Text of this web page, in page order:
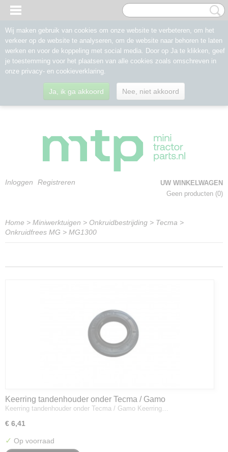
Inloggen Registreren
UW WINKELWAGEN
Geen producten (0)
Home > Miniwerktuigen > Onkruidbestrijding > Tecma >
Onkruidfrees MG > MG1300
Keerring tandenhouder onder Tecma / Gamo
Keerring tandenhouder onder Tecma / Gamo Keerring…
€ 6,41
✓ Op voorraad
Wij maken gebruik van cookies om onze website te verbeteren, om het
verkeer op de website te analyseren, om de website naar behoren te laten
werken en voor de koppeling met social media. Door op Ja te klikken, geef
je toestemming voor het plaatsen van alle cookies zoals omschreven in
onze privacy- en cookieverklaring.
Ja, ik ga akkoord Nee, niet akkoord